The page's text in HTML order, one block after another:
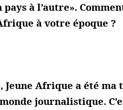
à l’autre».
à votre époque ?
Jeune Afrique a été
journalistique.